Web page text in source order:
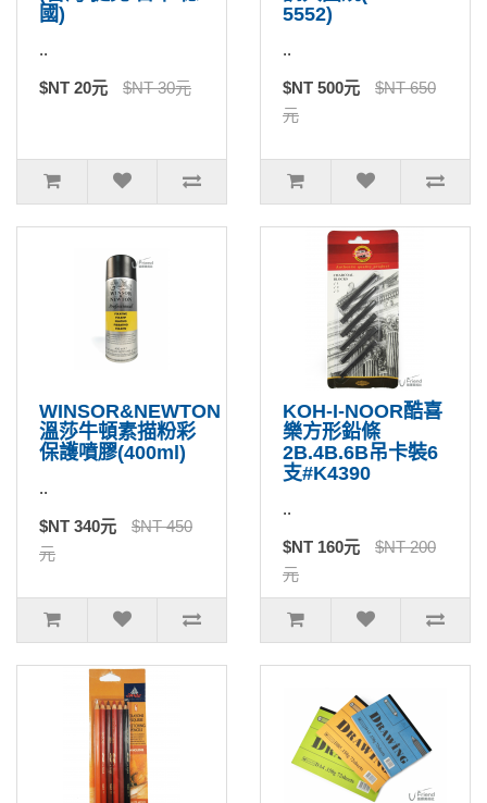
國)
..
$NT 20元 $NT 30元
5552)
..
$NT 500元
$NT 650
元
WINSOR&NEWTON
溫莎牛頓素描粉彩
保護噴膠(400ml)
..
$NT 340元
$NT 450
元
KOH-I-NOOR酷喜
樂方形鉛條
2B.4B.6B吊卡裝6
支#K4390
..
$NT 160元
$NT 200
元